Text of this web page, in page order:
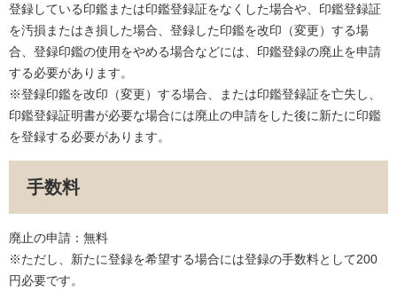
登録している印鑑または印鑑登録証をなくした場合や、印鑑登録証
を汚損またはき損した場合、登録した印鑑を改印（変更）する場
合、登録印鑑の使用をやめる場合などには、印鑑登録の廃止を申請
する必要があります。
※登録印鑑を改印（変更）する場合、または印鑑登録証を亡失し、
印鑑登録証明書が必要な場合には廃止の申請をした後に新たに印鑑
を登録する必要があります。
手数料
廃止の申請：無料
※ただし、新たに登録を希望する場合には登録の手数料として200
円必要です。